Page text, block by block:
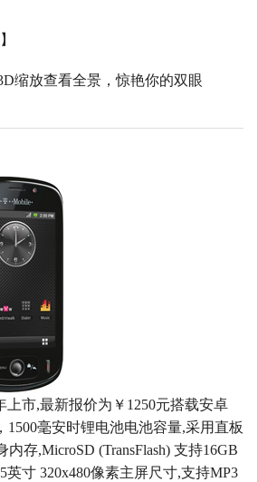
缩放查看全景，惊艳你的双眼
上市,最新报价为￥1250元搭载安卓
1500毫安时锂电池电池容量,采用直板
存,MicroSD (TransFlash) 支持16GB
英寸 320x480像素主屏尺寸,支持MP3